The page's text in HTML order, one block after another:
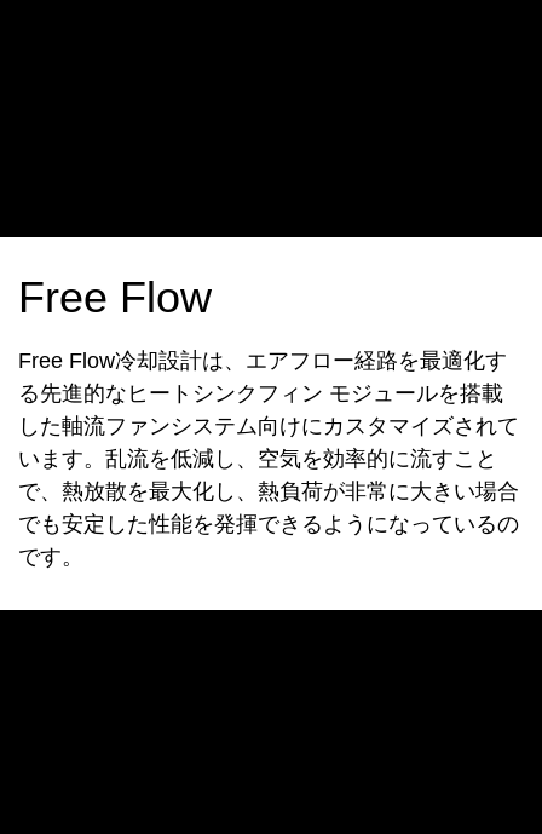
Free Flow
Free Flow冷却設計は、エアフロー経路を最適化す
る先進的なヒートシンクフィン モジュールを搭載
した軸流ファンシステム向けにカスタマイズされて
います。乱流を低減し、空気を効率的に流すこと
で、熱放散を最大化し、熱負荷が非常に大きい場合
でも安定した性能を発揮できるようになっているの
です。